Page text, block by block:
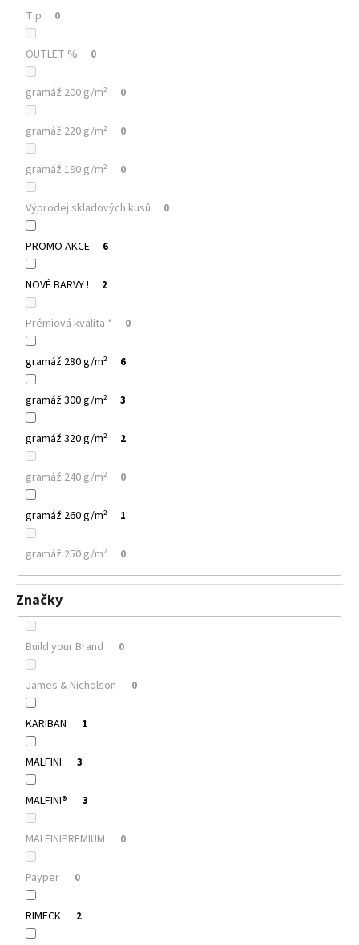
Tip 0
OUTLET % 0
gramáž 200 g/m² 0
gramáž 220 g/m² 0
gramáž 190 g/m² 0
Výprodej skladových kusů 0
PROMO AKCE 6
NOVÉ BARVY ! 2
Prémiová kvalita * 0
gramáž 280 g/m² 6
gramáž 300 g/m² 3
gramáž 320 g/m² 2
gramáž 240 g/m² 0
gramáž 260 g/m² 1
gramáž 250 g/m² 0
Značky
Build your Brand 0
James & Nicholson 0
KARIBAN 1
MALFINI 3
MALFINI® 3
MALFINIPREMIUM 0
Payper 0
RIMECK 2
m
MALFINI
CLASSIC
NEW
132
PÁNSKÉ
TRIČKO,
100%
BAVLNA,
MODERNÍ
STŘIH,
BESTSELLER
PRO
POTISK
FIREMNÍ
71
Kč